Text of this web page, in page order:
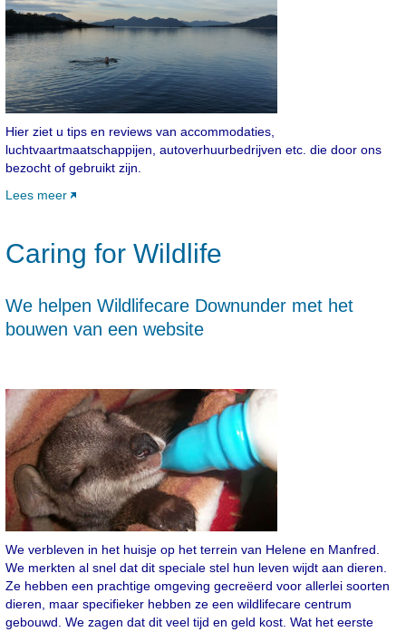
Hier ziet u tips en reviews van accommodaties,
luchtvaartmaatschappijen, autoverhuurbedrijven etc. die door ons
bezocht of gebruikt zijn.
Lees meer
Caring for Wildlife
We helpen Wildlifecare Downunder met het
bouwen van een website
We verbleven in het huisje op het terrein van Helene en Manfred.
We merkten al snel dat dit speciale stel hun leven wijdt aan dieren.
Ze hebben een prachtige omgeving gecreëerd voor allerlei soorten
dieren, maar specifieker hebben ze een wildlifecare centrum
gebouwd. We zagen dat dit veel tijd en geld kost. Wat het eerste